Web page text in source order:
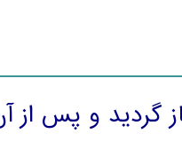
آغاز گردید و پس